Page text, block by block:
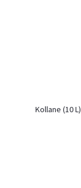
Kollane (10 L)